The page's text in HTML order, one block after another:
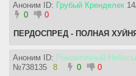
Аноним ID: Грубый Кренделек
0
0
ПЕРДОСПРЕД - ПОЛНАЯ
Аноним ID: Романтичный
№738135 8 0 0